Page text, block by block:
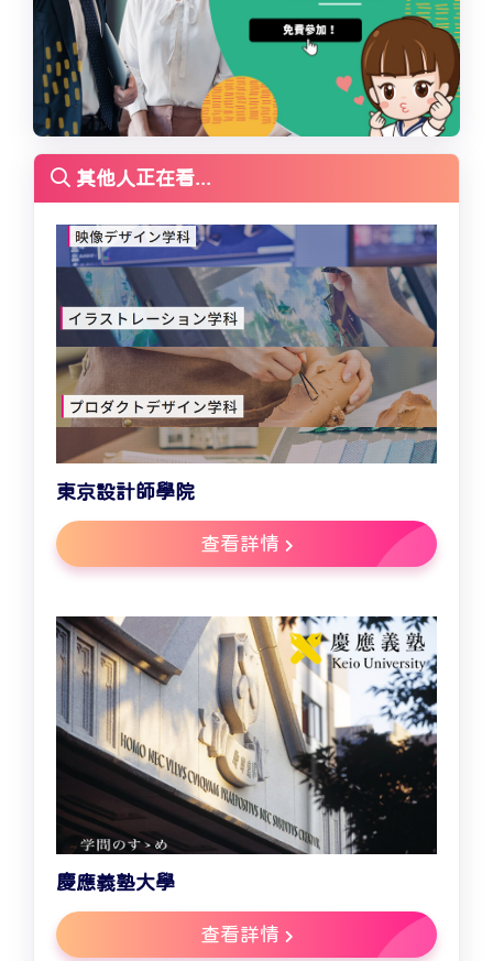
其他人正在看...
東京設計師學院
查看詳情
慶應義塾大學
查看詳情